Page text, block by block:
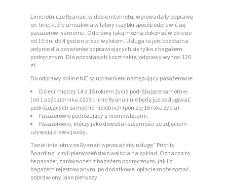
Linie lotnicze Ryanair, w dobie internetu, wprowadziły odprawę
on-line, która umożliwia w łatwy i szybki sposób odprawić się
pasażerowi samemu. Odprawę taką można dokonać w okresie
od 15 dni do 4 godzin przed wylotem. Usługa ta jest bezpłatna
jedynie dla pasażerów odprawiających się tylko z bagażem
podręcznym. Dla pozostałych koszt takiej odprawy wynosi 120
zł.
Do odprawy online NIE są uprawnieni następujący pasażerowie:
Dzieci między 14 a 15 rokiem życia podróżujące samotnie.
(od 1 października 2009 r. linie Ryanair nie będą już obsługiwać
podróżujących samotnie nieletnich (poniżej 16 roku życia).
Pasażerowie podróżujący z niemowlętami.
Pasażerowie, którzy jako dowodu tożsamości ze zdjęciem
używają prawa jazdy.
Tanie linie lotnicze Ryanair wprowadziły usługę "Priority
Boarding" czyli pierwszeństwo wejścia na pokład. Oznacza to,
że pasażer, zarówno ten z bagażem podręcznym, jak i z
bagażem rejestrowanym, po dodatkowej opłacie może zostać
odprawiony jako pierwszy.